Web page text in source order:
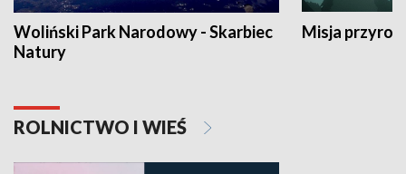
Woliński Park Narodowy - Skarbiec
Natury
Misja
ROLNICTWO I WIEŚ